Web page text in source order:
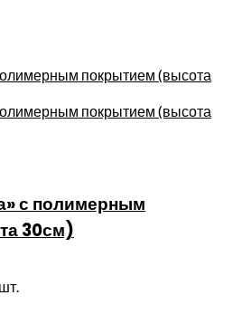
с полимерным
30см)